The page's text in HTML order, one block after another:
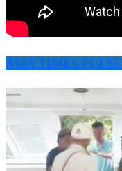
ASIA TIMES PULSE